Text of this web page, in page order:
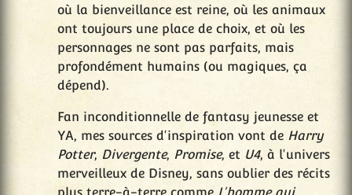
où la bienveillance est reine, où les animaux
ont toujours une place de choix, et où les
personnages ne sont pas parfaits, mais
profondément humains (ou magiques, ça
dépend).
Fan inconditionnelle de fantasy jeunesse et
YA, mes sources d'inspiration vont de Harry
Potter, Divergente, Promise, et U4, à l'univers
merveilleux de Disney, sans oublier des récits